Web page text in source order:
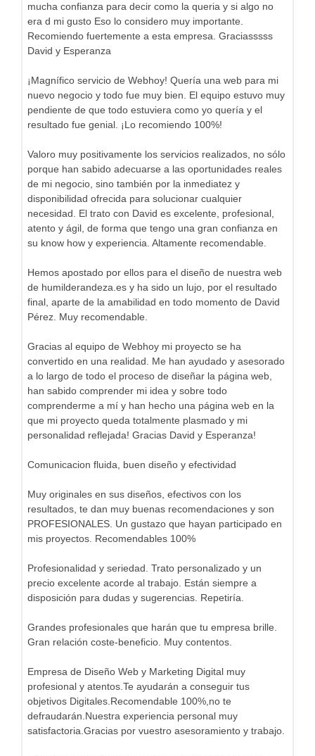
mucha confianza para decir como la queria y si algo no
era d mi gusto Eso lo considero muy importante.
Recomiendo fuertemente a esta empresa. Graciasssss
David y Esperanza
¡Magnífico servicio de Webhoy! Quería una web para mi
nuevo negocio y todo fue muy bien. El equipo estuvo muy
pendiente de que todo estuviera como yo quería y el
resultado fue genial. ¡Lo recomiendo 100%!
Valoro muy positivamente los servicios realizados, no sólo
porque han sabido adecuarse a las oportunidades reales
de mi negocio, sino también por la inmediatez y
disponibilidad ofrecida para solucionar cualquier
necesidad. El trato con David es excelente, profesional,
atento y ágil, de forma que tengo una gran confianza en
su know how y experiencia. Altamente recomendable.
Hemos apostado por ellos para el diseño de nuestra web
de humilderandeza.es y ha sido un lujo, por el resultado
final, aparte de la amabilidad en todo momento de David
Pérez. Muy recomendable.
Gracias al equipo de Webhoy mi proyecto se ha
convertido en una realidad. Me han ayudado y asesorado
a lo largo de todo el proceso de diseñar la página web,
han sabido comprender mi idea y sobre todo
comprenderme a mí y han hecho una página web en la
que mi proyecto queda totalmente plasmado y mi
personalidad reflejada! Gracias David y Esperanza!
Comunicacion fluida, buen diseño y efectividad
Muy originales en sus diseños, efectivos con los
resultados, te dan muy buenas recomendaciones y son
PROFESIONALES. Un gustazo que hayan participado en
mis proyectos. Recomendables 100%
Profesionalidad y seriedad. Trato personalizado y un
precio excelente acorde al trabajo. Están siempre a
disposición para dudas y sugerencias. Repetiría.
Grandes profesionales que harán que tu empresa brille.
Gran relación coste-beneficio. Muy contentos.
Empresa de Diseño Web y Marketing Digital muy
profesional y atentos.Te ayudarán a conseguir tus
objetivos Digitales.Recomendable 100%,no te
defraudarán.Nuestra experiencia personal muy
satisfactoria.Gracias por vuestro asesoramiento y trabajo.